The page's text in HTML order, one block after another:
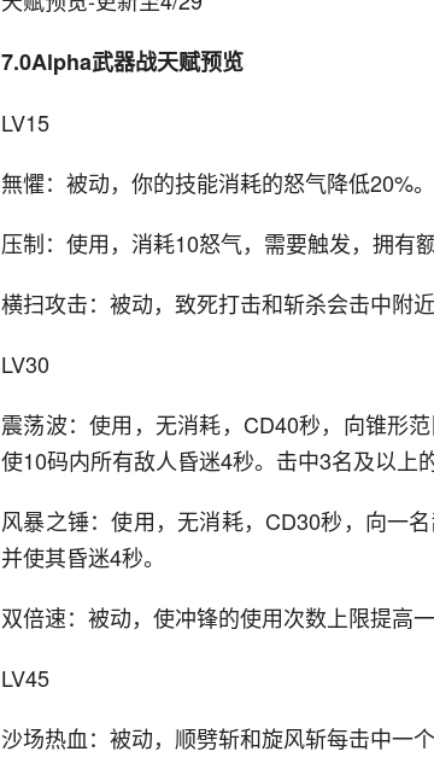
7.0Alpha武器战天赋预览
LV15
無懼：被动，你的技能消耗的怒气降低20%。
压制：使用，消耗10怒气，需要触发，拥有
横扫攻击：被动，致死打击和斩杀会击中附
LV30
震荡波：使用，无消耗，CD40秒，向锥形
使10码内所有敌人昏迷4秒。击中3名及以上
风暴之锤：使用，无消耗，CD30秒，向一
并使其昏迷4秒。
双倍速：被动，使冲锋的使用次数上限提高
LV45
沙场热血：被动，顺劈斩和旋风斩每击中一